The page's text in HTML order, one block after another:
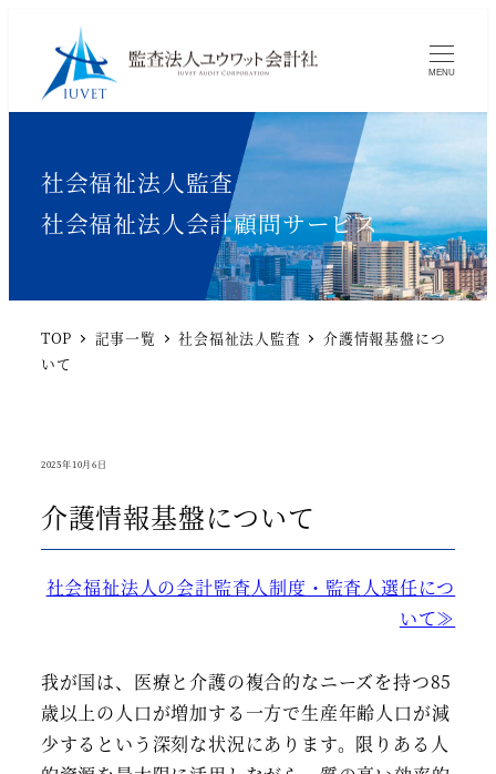
MENU
カテゴリー
社会福祉法人監査
カテゴリー
社会福祉法人会計顧問サービス
TOP 記事一覧 社会福祉法人監査
介護情報基盤につ
いて
2025年10月6日
介護情報基盤について
社会福祉法人の会計監査人制度・監査人選任につ
いて≫
我が国は、医療と介護の複合的なニーズを持つ85
歳以上の人口が増加する一方で生産年齢人口が減
少するという深刻な状況にあります。限りある人